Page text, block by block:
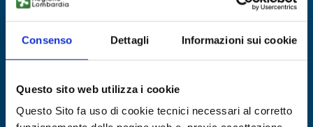
Consenso Dettagli Informazioni sui cookie
Questo sito web utilizza i cookie
Questo Sito fa uso di cookie tecnici necessari al corretto
ID EEN: TOES20260422024